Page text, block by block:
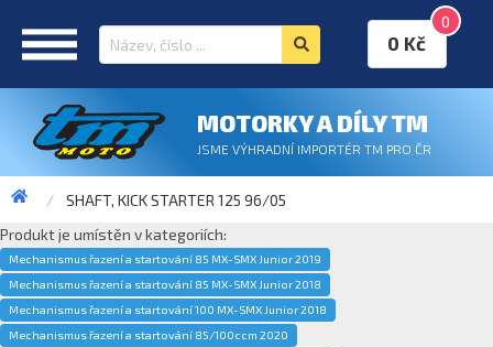
0
0 Kč
MOTORKY A DÍLY TM
JSME VÝHRADNÍ IMPORTÉR TM PRO ČR
SHAFT, KICK STARTER 125 96/05
Produkt je umístěn v kategoriích:
Mechanismus řazení a startování 85 MX-SMX Junior 2019
Mechanismus řazení a startování 85 MX-SMX Junior 2018
Mechanismus řazení a startování 100 MX-SMX Junior 2018
Mechanismus řazení a startování 85/100ccm 2020